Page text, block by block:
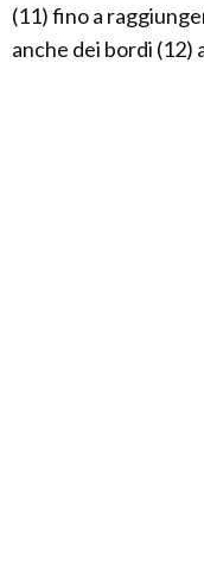
(11) fino a
anche dei bordi